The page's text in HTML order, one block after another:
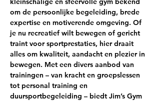
om de persoonlijke begeleiding, brede
expertise en motiverende omgeving. Of
je nu recreatief wilt bewegen of gericht
traint voor sportprestaties, hier draait
alles om kwaliteit, aandacht en plezier in
bewegen. Met een divers aanbod van
trainingen – van kracht en groepslessen
tot personal training en
duursportbegeleiding – biedt Jim’s Gym